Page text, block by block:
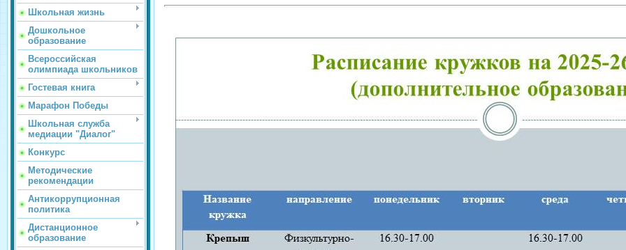
Школьная жизнь
Дошкольное
образование
Всероссийская
олимпиада школьников
Гостевая книга
Марафон Победы
Школьная служба
медиации "Диалог"
Конкурс
Методические
рекомендации
Антикоррупционная
политика
Дистанционное
образование